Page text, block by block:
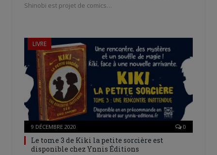
Shinobi est projet de comics…
LIVRE
9 DÉCEMBRE 2020 0
Le tome 3 de Kiki la petite sorcière est
disponible chez Ynnis Éditions